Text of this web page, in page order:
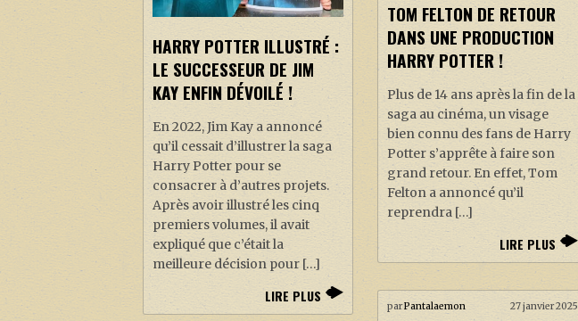
TOM FELTON DE RETOUR
DANS UNE PRODUCTION
HARRY POTTER !
Plus de 14 ans après la fin de la
saga au cinéma, un visage
bien connu des fans de Harry
Potter s’apprête à faire son
grand retour. En effet, Tom
Felton a annoncé qu’il
reprendra […]
LIRE PLUS
HARRY POTTER ILLUSTRÉ :
LE SUCCESSEUR DE JIM
KAY ENFIN DÉVOILÉ !
En 2022, Jim Kay a annoncé
qu’il cessait d’illustrer la saga
Harry Potter pour se
consacrer à d’autres projets.
Après avoir illustré les cinq
premiers volumes, il avait
expliqué que c’était la
meilleure décision pour […]
LIRE PLUS
parPantalaemon 27 janvier 2025